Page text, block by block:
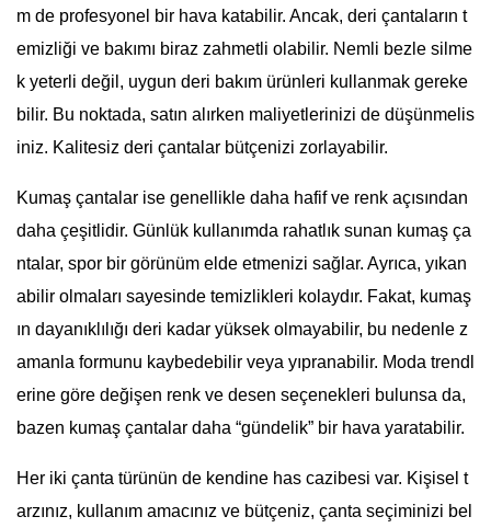
m de profesyonel bir hava katabilir. Ancak, deri çantaların t
emizliği ve bakımı biraz zahmetli olabilir. Nemli bezle silme
k yeterli değil, uygun deri bakım ürünleri kullanmak gereke
bilir. Bu noktada, satın alırken maliyetlerinizi de düşünmelis
iniz. Kalitesiz deri çantalar bütçenizi zorlayabilir.
Kumaş çantalar ise genellikle daha hafif ve renk açısından
daha çeşitlidir. Günlük kullanımda rahatlık sunan kumaş ça
ntalar, spor bir görünüm elde etmenizi sağlar. Ayrıca, yıkan
abilir olmaları sayesinde temizlikleri kolaydır. Fakat, kumaş
ın dayanıklılığı deri kadar yüksek olmayabilir, bu nedenle z
amanla formunu kaybedebilir veya yıpranabilir. Moda trendl
erine göre değişen renk ve desen seçenekleri bulunsa da,
bazen kumaş çantalar daha “gündelik” bir hava yaratabilir.
Her iki çanta türünün de kendine has cazibesi var. Kişisel t
arzınız, kullanım amacınız ve bütçeniz, çanta seçiminizi bel